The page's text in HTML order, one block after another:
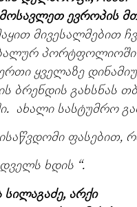
ევროპის
მივესალმებით
პორტფოლიოში
ყველაზე
ბრენდის გახსნას
ახალი სასტუმრო
ფასებით,
ხდის “.
სილაგაძე, არქი